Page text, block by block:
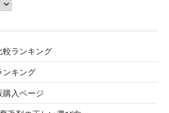
ランキング
キング
入ページ